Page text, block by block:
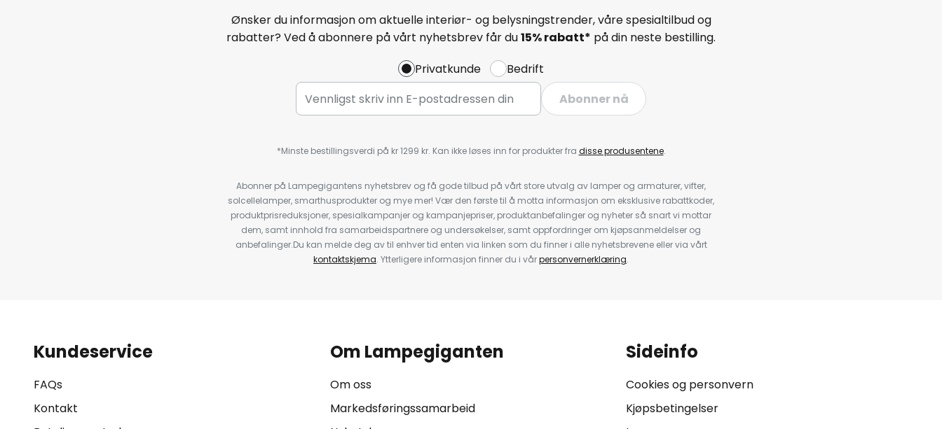
Ønsker du informasjon om aktuelle interiør- og belysningstrender, våre spesialtilbud og
rabatter? Ved å abonnere på vårt nyhetsbrev får du15% rabatt* på din neste bestilling.
Privatkunde
Bedrift
Abonner nå
*Minste bestillingsverdi på kr 1299 kr. Kan ikke løses inn for produkter fra disse produsentene.
Abonner på Lampegigantens nyhetsbrev og få gode tilbud på vårt store utvalg av lamper og armaturer, vifter,
solcellelamper, smarthusprodukter og mye mer! Vær den første til å motta informasjon om eksklusive rabattkoder,
produktprisreduksjoner, spesialkampanjer og kampanjepriser, produktanbefalinger og nyheter så snart vi mottar
dem, samt innhold fra samarbeidspartnere og undersøkelser, samt oppfordringer om kjøpsanmeldelser og
anbefalinger.Du kan melde deg av til enhver tid enten via linken som du finner i alle nyhetsbrevene eller via vårt
kontaktskjema. Ytterligere informasjon finner du i vårpersonvernerklæring.
Kundeservice
FAQs
Kontakt
Om Lampegiganten
Om oss
Markedsføringssamarbeid
Sideinfo
Cookies og personvern
Kjøpsbetingelser